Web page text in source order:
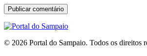
© 2026 Portal do Sampaio. Todos os direitos